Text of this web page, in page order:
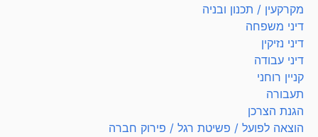
מקרקעין / תכנון ובניה
דיני משפחה
דיני נזיקין
דיני עבודה
קניין רוחני
תעבורה
הגנת הצרכן
הוצאה לפועל / פשיטת רגל / פירוק חברה